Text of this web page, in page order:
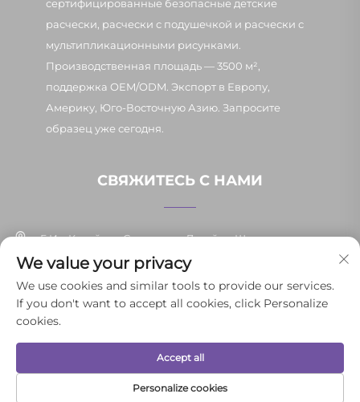
сертифицированные безопасные детские
расчески, расчески с подушечкой и расчески с
мультипликационными рисунками.
Производственная площадь — 3500 м²,
поддержка OEM/ODM. Экспорт в Европу,
Америку, Юго-Восточную Азию. Запросите
образец уже сегодня.
СВЯЖИТЕСЬ С НАМИ
Г. Иу, Китай, ул. Синьпан, д. 7, район Шанси
+86-13037647878
[email protected]
© 2025 Иньпэнь Юньли товаров повседневного спроса г. Иу Co.,
Ltd. Все права защищены. Политика конфиденциальности
We value your privacy
We use cookies and similar tools to provide our services.
If you don't want to accept all cookies, click Personalize
cookies.
Personalize cookies
Accept all